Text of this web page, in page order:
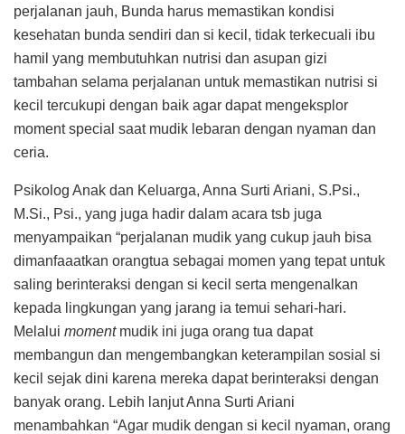
perjalanan jauh, Bunda harus memastikan kondisi
kesehatan bunda sendiri dan si kecil, tidak terkecuali ibu
hamil yang membutuhkan nutrisi dan asupan gizi
tambahan selama perjalanan untuk memastikan nutrisi si
kecil tercukupi dengan baik agar dapat mengeksplor
moment special saat mudik lebaran dengan nyaman dan
ceria.
Psikolog Anak dan Keluarga, Anna Surti Ariani, S.Psi.,
M.Si., Psi., yang juga hadir dalam acara tsb juga
menyampaikan “perjalanan mudik yang cukup jauh bisa
dimanfaaatkan orangtua sebagai momen yang tepat untuk
saling berinteraksi dengan si kecil serta mengenalkan
kepada lingkungan yang jarang ia temui sehari-hari.
Melalui momentmudik ini juga orang tua dapat
membangun dan mengembangkan keterampilan sosial si
kecil sejak dini karena mereka dapat berinteraksi dengan
banyak orang. Lebih lanjut Anna Surti Ariani
menambahkan “Agar mudik dengan si kecil nyaman, orang